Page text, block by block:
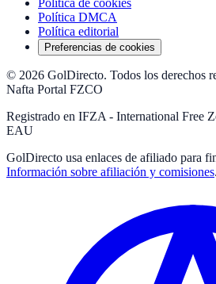
Política de cookies
Política DMCA
Política editorial
Preferencias de cookies
© 2026 GolDirecto. Todos los derechos
Nafta Portal FZCO
Registrado en IFZA - International Free
EAU
GolDirecto usa enlaces de afiliado para
Información sobre afiliación y comisiones.